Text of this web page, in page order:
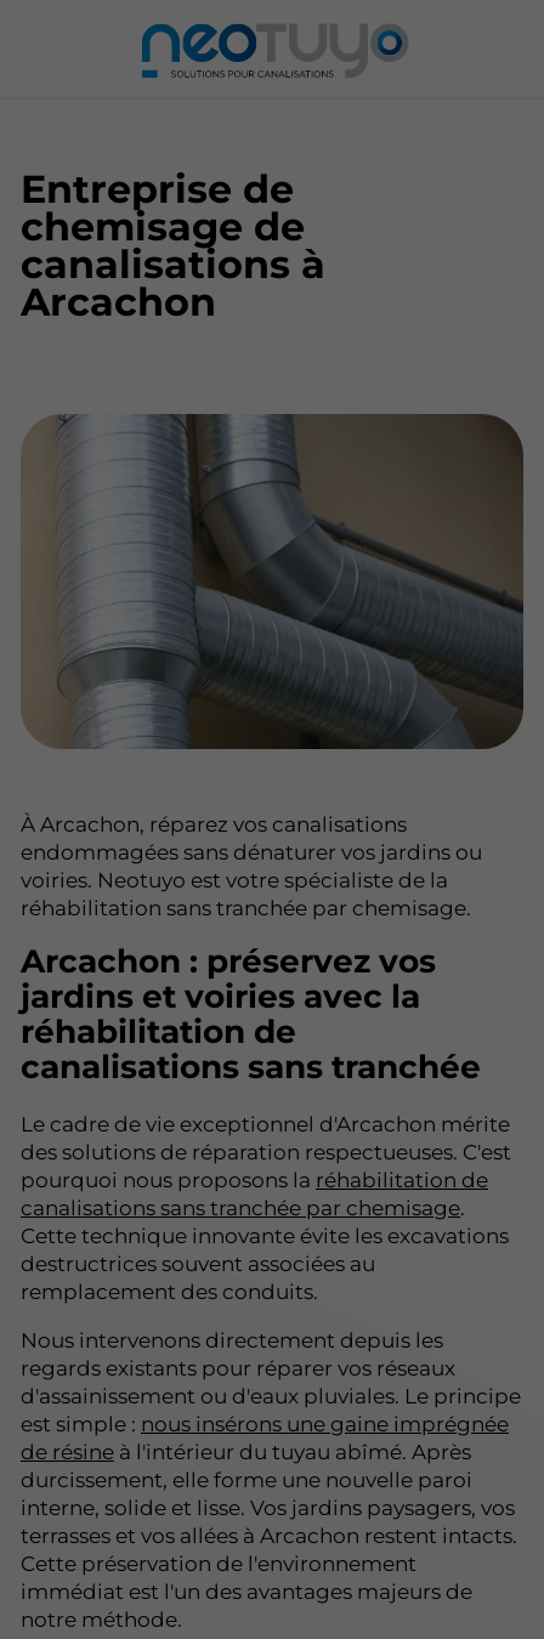
Entreprise de
chemisage de
canalisations à
Arcachon
À Arcachon, réparez vos canalisations
endommagées sans dénaturer vos jardins ou
voiries. Neotuyo est votre spécialiste de la
réhabilitation sans tranchée par chemisage.
Arcachon : préservez vos
jardins et voiries avec la
réhabilitation de
canalisations sans tranchée
Le cadre de vie exceptionnel d'Arcachon mérite
des solutions de réparation respectueuses. C'est
pourquoi nous proposons la réhabilitation de
canalisations sans tranchée par chemisage.
Cette technique innovante évite les excavations
destructrices souvent associées au
remplacement des conduits.
Nous intervenons directement depuis les
regards existants pour réparer vos réseaux
d'assainissement ou d'eaux pluviales. Le principe
est simple : nous insérons une gaine imprégnée
de résine à l'intérieur du tuyau abîmé. Après
durcissement, elle forme une nouvelle paroi
interne, solide et lisse. Vos jardins paysagers, vos
terrasses et vos allées à Arcachon restent intacts.
Cette préservation de l'environnement
immédiat est l'un des avantages majeurs de
notre méthode.